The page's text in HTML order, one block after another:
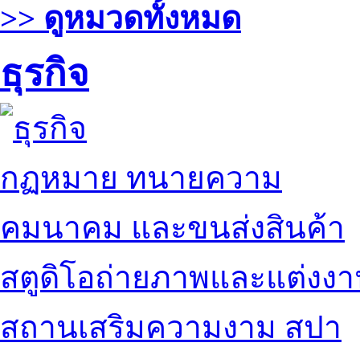
>> ดูหมวดทั้งหมด
ธุรกิจ
กฏหมาย ทนายความ
คมนาคม และขนส่งสินค้า
สตูดิโอถ่ายภาพและแต่งง
สถานเสริมความงาม สปา